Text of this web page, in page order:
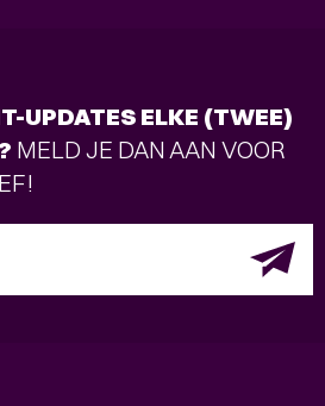
UPDATES ELKE (TWEE)
MELD JE DAN AAN VOOR